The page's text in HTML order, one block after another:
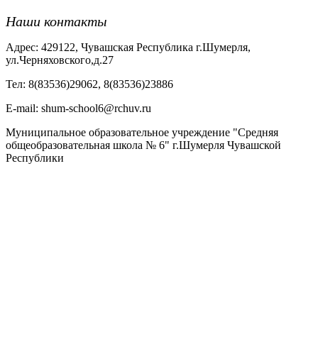
Наши контакты
Адрес: 429122, Чувашская Республика г.Шумерля,
ул.Черняховского,д.27
Тел: 8(83536)29062, 8(83536)23886
Е-mail: shum-school6@rchuv.ru
Муниципальное образовательное учреждение "Средняя
общеобразовательная школа № 6" г.Шумерля Чувашской
Республики